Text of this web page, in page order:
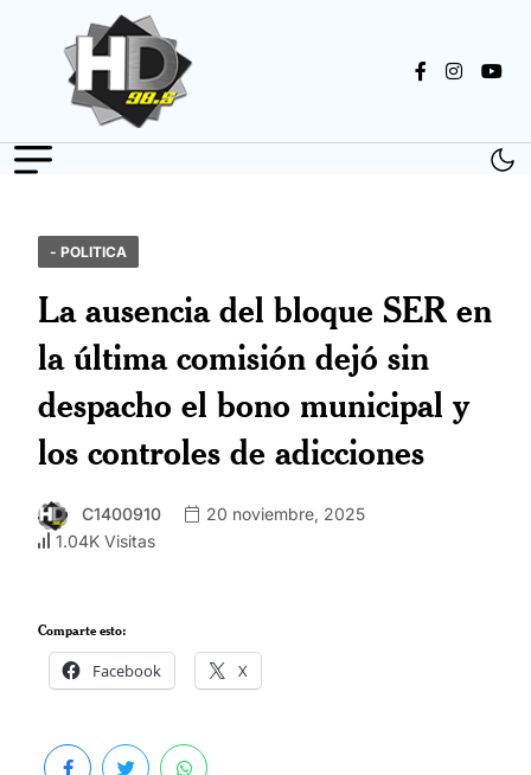
- POLITICA
La ausencia del bloque SER en
la última comisión dejó sin
despacho el bono municipal y
los controles de adicciones
C1400910
20 noviembre, 2025
1.04K Visitas
Comparte esto:
Facebook X